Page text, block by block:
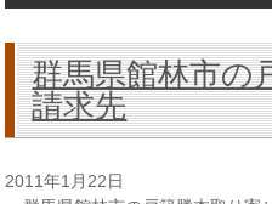
群馬県館林市の
請求先
2011年1月22日